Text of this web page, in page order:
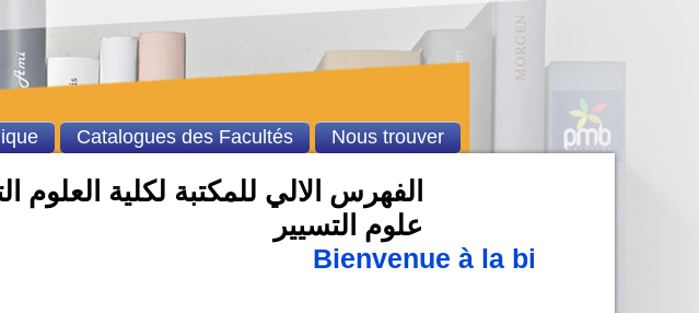
الفهرس الالي للمكتبة لكلية العلوم
علوم التسيير
Bienvenue à la bibliothèque
Catalogues des Facultés Nous trouver